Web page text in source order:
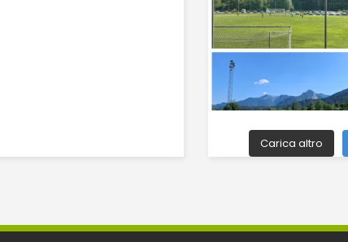
Carica altro